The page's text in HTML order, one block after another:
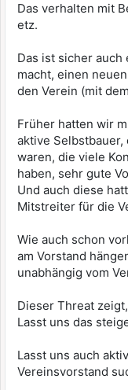
Das verhalten mit
etz.
Das ist sicher
macht, einen
den Verein (mit
Früher hatten wir
aktive Selbstbauer,
waren, die viele
haben, sehr gute
Und auch diese
Mitstreiter für die
Wie auch schon
am Vorstand
unabhängig vom
Dieser Threat
Lasst uns das
Lasst uns auch
Vereinsvorstand